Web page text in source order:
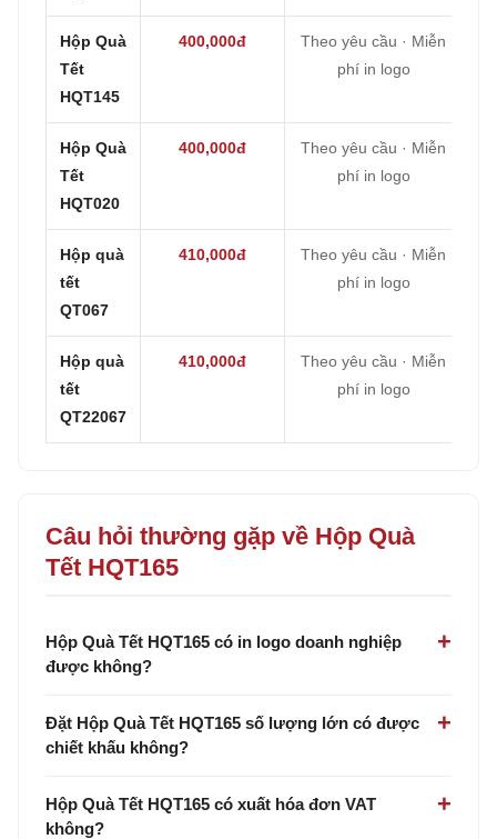
Hộp Quà
Tết
HQT145
400,000đ
Theo yêu cầu · Miễn
phí in logo
Hộp Quà
Tết
HQT020
400,000đ
Theo yêu cầu · Miễn
phí in logo
Hộp quà
tết
QT067
410,000đ
Theo yêu cầu · Miễn
phí in logo
Hộp quà
tết
QT22067
410,000đ
Theo yêu cầu · Miễn
phí in logo
Câu hỏi thường gặp về Hộp Quà
Tết HQT165
Hộp Quà Tết HQT165 có in logo doanh nghiệp
được không?
Đặt Hộp Quà Tết HQT165 số lượng lớn có được
chiết khấu không?
Hộp Quà Tết HQT165 có xuất hóa đơn VAT
không?